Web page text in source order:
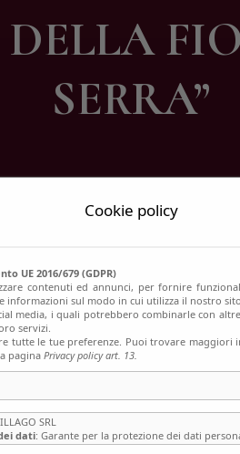
SERRA”
Cookie policy
UE 2016/679 (GDPR)
contenuti ed annunci, per fornire
sul modo in cui utilizza il nostro
media, i quali potrebbero combinarle con
servizi.
tutte le tue preferenze. Puoi trovare maggiori
pagina Privacy policy art. 13.
SRL
dati: Garante per la protezione dei dati